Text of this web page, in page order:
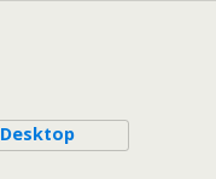
Desktop